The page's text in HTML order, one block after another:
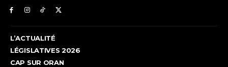
L’ACTUALITÉ
LÉGISLATIVES 2026
CAP SUR ORAN